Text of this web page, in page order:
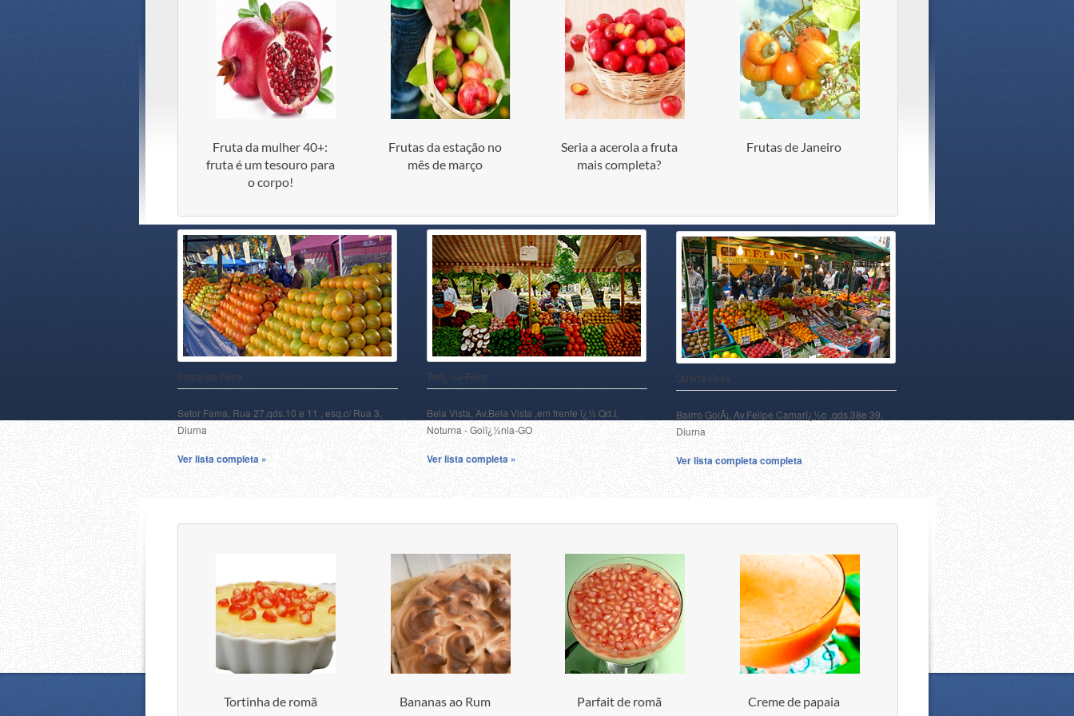
Fruta da mulher 40+:
fruta é um tesouro para
o corpo!
Frutas da estação no
mês de março
Seria a acerola a fruta
mais completa?
Frutas de Janeiro
Segunda-Feira
Setor Fama, Rua 27,qds.10 e 11 , esq.c/ Rua 3,
Diurna
Ver lista completa »
Terï¿½a-Feira
Bela Vista, Av.Bela Vista ,em frente ï¿½ Qd.I,
Noturna - Goiï¿½nia-GO
Ver lista completa »
Quarta-Feira
Bairro GoiÃ¡, Av.Felipe Camarï¿½o ,qds.38e 39,
Diurna
Ver lista completa completa
Tortinha de romã Bananas ao Rum Parfait de romã Creme de papaia